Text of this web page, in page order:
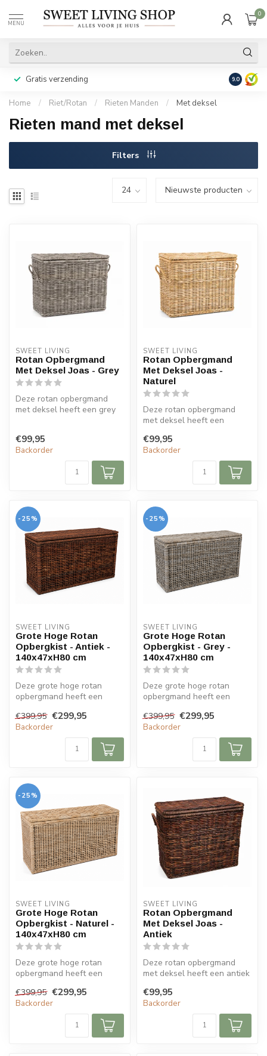
MENU
0
Gratis verzending Achteraf
9.0
Home / Riet/Rotan / Rieten Manden / Met deksel
Rieten mand met deksel
Filters
SWEET LIVING
Rotan Opbergmand
Met Deksel Joas - Grey
Deze rotan opbergmand
met deksel heeft een grey
€99,95
Backorder
SWEET LIVING
Rotan Opbergmand
Met Deksel Joas -
Naturel
Deze rotan opbergmand
met deksel heeft een
verkrijgbaa...
€99,95
Backorder
-25%
SWEET LIVING
Grote Hoge Rotan
Opbergkist - Antiek -
140x47xH80 cm
Deze grote hoge rotan
opbergmand heeft een
mand is 1...
€399,95 €299,95
Backorder
-25%
SWEET LIVING
Grote Hoge Rotan
Opbergkist - Grey -
140x47xH80 cm
Deze grote hoge rotan
opbergmand heeft een
mand is 140...
€399,95 €299,95
Backorder
-25%
SWEET LIVING
Grote Hoge Rotan
Opbergkist - Naturel -
140x47xH80 cm
Deze grote hoge rotan
opbergmand heeft een
mand is ...
€399,95 €299,95
Backorder
SWEET LIVING
Rotan Opbergmand
Met Deksel Joas -
Antiek
Deze rotan opbergmand
met deksel heeft een antiek
verkr...
€99,95
Backorder